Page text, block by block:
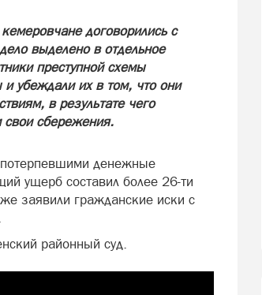
договорились с
выделено в отдельное
преступной схемы
убеждали их в том, что они
в результате чего
сбережения.
потерпевшими денежные
ущерб составил более 26-ти
заявили гражданские иски с
районный суд.